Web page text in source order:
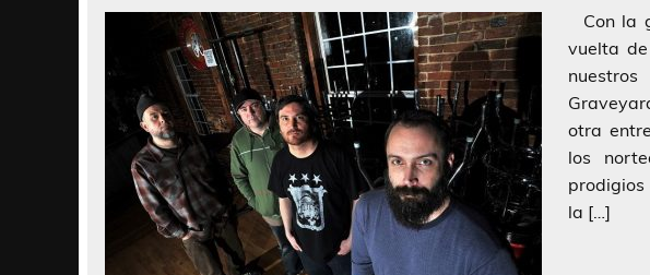
Con la
vuelta
otra
los
prodigios
la […]